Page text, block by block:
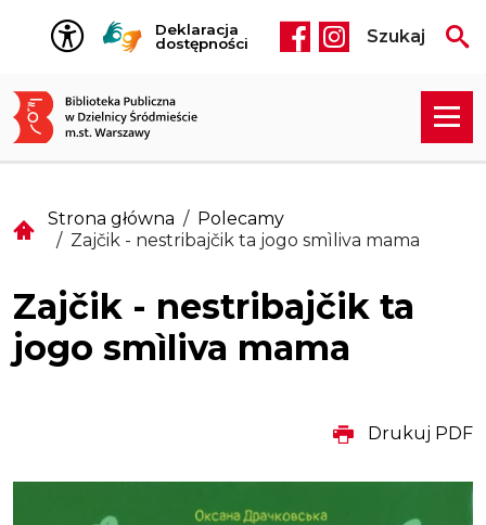
Przejdź do treści
Deklaracja
dostępności
Social media
Szukaj
Strona główna
Polecamy
Zajčik - nestribajčik ta jogo smìliva mama
Zajčik - nestribajčik ta
jogo smìliva mama
Drukuj PDF